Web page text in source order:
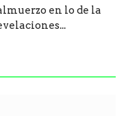
en lo de la